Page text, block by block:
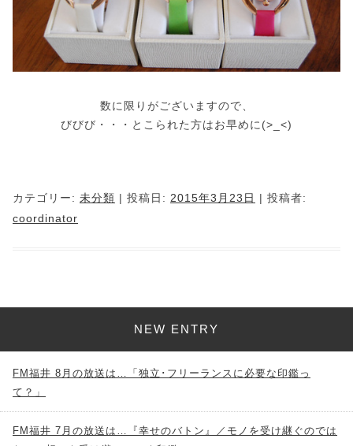
数に限りがございますので、
びびび・・・とこられた方はお早めに(>_<)
カテゴリー: 未分類 | 投稿日: 2015年3月23日 | 投稿者:
coordinator
NEW ENTRY
FM福井 8月の放送は…「独立･フリーランスに必要な印鑑っ
て？」
FM福井 7月の放送は…『幸せのバトン』／モノを受け継ぐのでは